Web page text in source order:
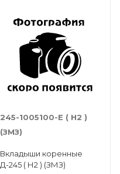
245-1005100-Е ( Н2 )
(ЗМЗ)
Вкладыши коренные
Д-245 ( Н2 ) (ЗМЗ)